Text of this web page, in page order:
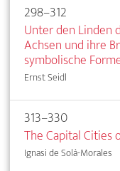
298–312
Unter den Linden
Achsen und ihre
symbolische
Ernst Seidl
313–330
The Capital Cities
Ignasi de Solà-Morales